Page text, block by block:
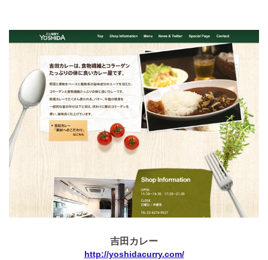
吉田カレー
http://yoshidacurry.com/